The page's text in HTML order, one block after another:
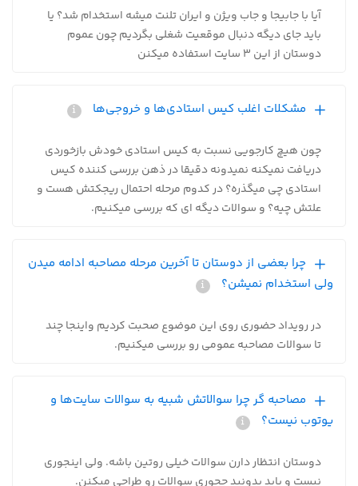
آیا با جابیجا و جاب ویژن و ایران تلنت میشه استخدام شد؟ یا
باید جای دیگه دنبال موقعیت شغلی بگردیم چون عموم
دوستان از این 3 سایت استفاده میکنن
مشکلات اغلب کیس استادی‌ها و خروجی‌ها
چون هیچ کارجویی نسبت به کیس استادی خودش بازخوردی
دریافت نمیکنه نمیدونه دقیقا در ذهن بررسی کننده کیس
استادی چی میگذره؟ در کدوم مرحله احتمال ریجکتش هست و
علتش چیه؟ و سوالات دیگه ای که بررسی میکنیم.
چرا بعضی از دوستان تا آخرین مرحله مصاحبه ادامه میدن
ولی استخدام نمیشن؟
در رویداد حضوری روی این موضوع صحبت کردیم واینجا چند
تا سوالات مصاحبه عمومی رو بررسی میکنیم.
مصاحبه گر چرا سوالاتش شبیه به سوالات سایت‌ها و
یوتوب نیست؟
دوستان انتظار دارن سوالات خیلی روتین باشه. ولی اینجوری
نیست و باید بدونید چجوری سوالات رو طراحی میکنن.